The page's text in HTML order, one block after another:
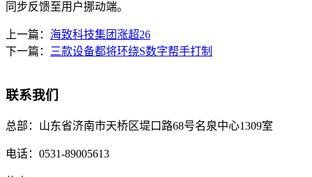
同步反馈至用户挪动端。
上一篇： 海致科技集团涨超26
下一篇： 三款设备都将环绕S数字帮手打制
联系我们
总部： 山东省济南市天桥区堤口路68号名泉中心1309室
电话： 0531-89005613